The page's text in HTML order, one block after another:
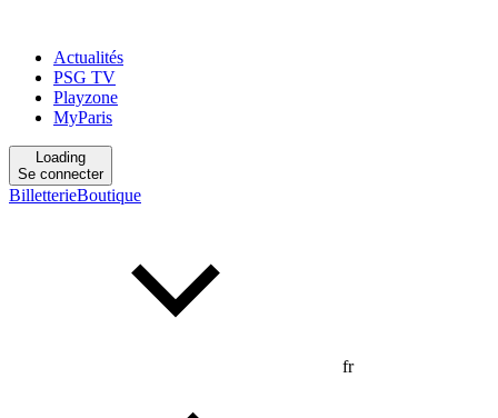
Actualités
PSG TV
Playzone
MyParis
Loading
Se connecter
BilletterieBoutique
fr